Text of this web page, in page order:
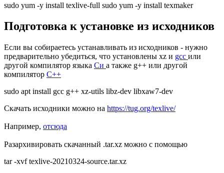
sudo yum -y install texlive-full sudo yum -y install texmaker
Подготовка к установке из исходников
Если вы собираетесь устанавливать из исходников - нужно
предварительно убедиться, что установлены xz и gcc или
другой компилятор языка Си а также g++ или другой
компилятор C++
sudo apt install gcc g++ xz-utils libz-dev libxaw7-dev
Скачать исходники можно на https://tug.org/texlive/
Например, отсюда
Разархивировать скачанный .tar.xz можно с помощью
tar -xvf texlive-20210324-source.tar.xz